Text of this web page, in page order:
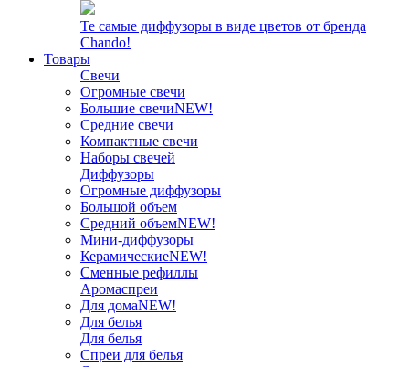
Те самые диффузоры в виде цветов от бренда
Chando!
Товары
Свечи
Огромные свечи
Большие свечиNEW!
Средние свечи
Компактные свечи
Наборы свечей
Диффузоры
Огромные диффузоры
Большой объем
Средний объемNEW!
Мини-диффузоры
КерамическиеNEW!
Сменные рефиллы
Аромаспреи
Для домаNEW!
Для белья
Для белья
Спреи для белья